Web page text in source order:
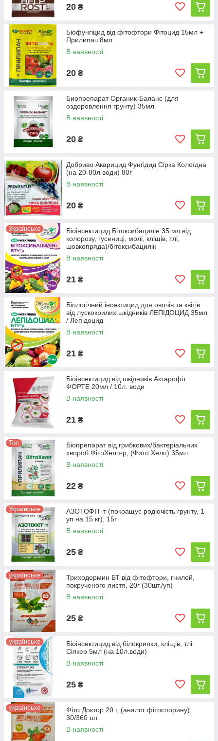
20 ₴
Біофунгіцид від фітофтори Фітоцид 15мл +
Прилипач 8мл
В наявності
20 ₴
Биопрепарат Органик-Баланс (для
оздоровлення грунту) 35мл
В наявності
20 ₴
Добриво Акарицид Фунгідид Сірка Колоїдна
(на 20-80л води) 80г
В наявності
20 ₴
Українське
Біоінсектицид Бітоксибацилін 35 мл від
колорозу, гусениці, молі, кліщів, тлі,
шовкопряда)/бітоксибацилін
В наявності
21 ₴
Біологічний інсектицид для овочів та квітів
від лускокрилих шкідників ЛЕПІДОЦИД 35мл
/ Лепідоцид
В наявності
21 ₴
Біоінсектицид від шкідників Актарофіт
ФОРТЕ 20мл / 10л. води
В наявності
21 ₴
Топ
Біопрепарат від грибкових/бактеріальних
хвороб ФітоХелп-р, (Фито Хелп) 35мл
В наявності
22 ₴
Українське
АЗОТОФІТ-т (покращує родючість грунту, 1
уп на 15 кг), 15г
В наявності
25 ₴
українське
Триходермин БТ від фітофтори, гнилей,
покрученого листя, 20г (30шт./уп)
В наявності
25 ₴
українське
Біоінсектицид від білокрилки, кліщів, тлі
Сілкер 5мл (на 10л.води)
В наявності
25 ₴
українське
Фіто Доктор 20 г, (аналог фітоспорину)
30/360 шт.
В наявності